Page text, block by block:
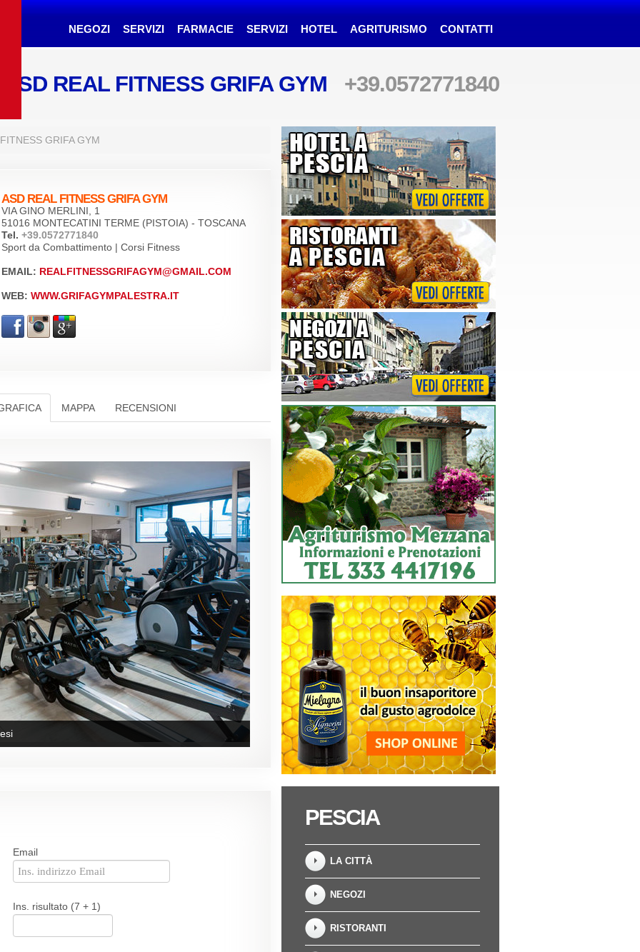
NEGOZI SERVIZI FARMACIE SERVIZI HOTEL AGRITURISMO CONTATTI
ASD REAL FITNESS GRIFA GYM +39.0572771840
GRIFA GYM
ASD REAL FITNESS GRIFA GYM
VIA GINO MERLINI, 1
51016 MONTECATINI TERME (PISTOIA) - TOSCANA
Tel. +39.0572771840
Sport da Combattimento | Corsi Fitness
EMAIL: REALFITNESSGRIFAGYM@GMAIL.COM
WEB: WWW.GRIFAGYMPALESTRA.IT
MAPPA RECENSIONI
Email
Ins. risultato (7 + 1)
PESCIA
LA CITTÀ
NEGOZI
RISTORANTI